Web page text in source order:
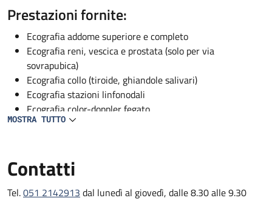
Descrizione
Prestazioni fornite:
Ecografia addome superiore e completo
Ecografia reni, vescica e prostata (solo per via
sovrapubica)
Ecografia collo (tiroide, ghiandole salivari)
Ecografia stazioni linfonodali
Ecografia color-doppler fegato
Ecografia color Doppler vascolare (solo per pazienti
MOSTRA TUTTO
Contatti
Tel.051 2142913 dal lunedì al giovedì, dalle 8.30 alle 9.30